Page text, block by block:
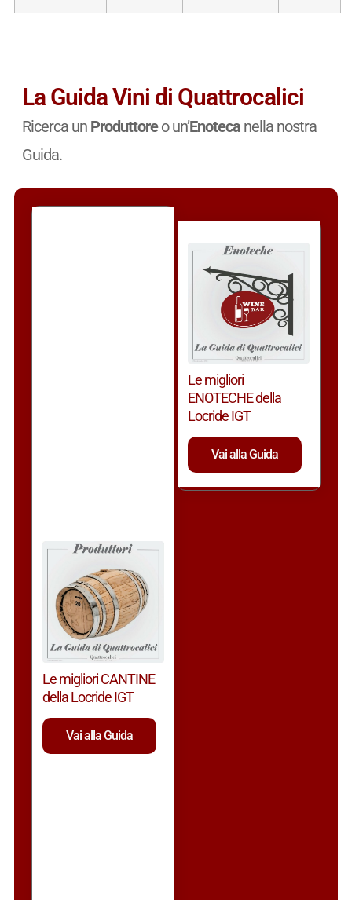
La Guida Vini di Quattrocalici
Ricerca un Produttoreo un’Enotecanella nostra
Guida.
Le migliori CANTINE
della Locride IGT
Vai alla Guida
Le migliori
ENOTECHE della
Locride IGT
Vai alla Guida